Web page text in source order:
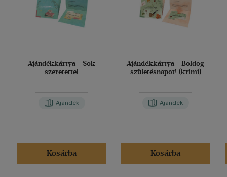
Ajándékkártya - Sok
szeretettel
Ajándék
Kosárba
Ajándékkártya - Boldog
születésnapot! (krimi)
Ajándék
Kosárba